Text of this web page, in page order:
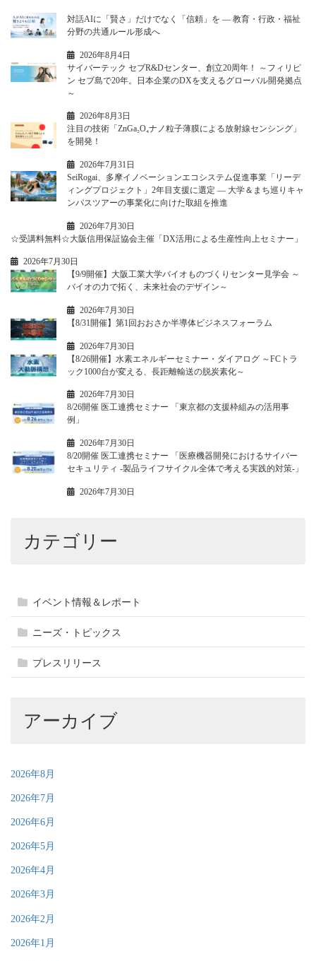
対話AIに「賢さ」だけでなく「信頼」を ― 教育・行政・福祉
分野の共通ルール形成へ
2026年8月4日
サイバーテック セブR&Dセンター、創立20周年！ ～フィリピ
ン セブ島で20年。日本企業のDXを支えるグローバル開発拠点
～
2026年8月3日
注目の技術「ZnGa₂O₄ナノ粒子薄膜による放射線センシング」
を開発！
2026年7月31日
SeiRogai、多摩イノベーションエコシステム促進事業「リーデ
ィングプロジェクト」2年目支援に選定 ― 大学＆まち巡りキャ
ンパスツアーの事業化に向けた取組を推進
2026年7月30日
☆受講料無料☆大阪信用保証協会主催「DX活用による生産性向上セミナー」
2026年7月30日
【9/9開催】大阪工業大学バイオものづくりセンター見学会 ～
バイオの力で拓く、未来社会のデザイン～
2026年7月30日
【8/31開催】第1回おおさか半導体ビジネスフォーラム
2026年7月30日
【8/26開催】水素エネルギーセミナー・ダイアログ ～FCトラ
ック1000台が変える、長距離輸送の脱炭素化～
2026年7月30日
8/26開催 医工連携セミナー 「東京都の支援枠組みの活用事
例」
2026年7月30日
8/20開催 医工連携セミナー 「医療機器開発におけるサイバー
セキュリティ -製品ライフサイクル全体で考える実践的対策-」
2026年7月30日
カテゴリー
イベント情報＆レポート
ニーズ・トピックス
プレスリリース
アーカイブ
2026年8月
2026年7月
2026年6月
2026年5月
2026年4月
2026年3月
2026年2月
2026年1月